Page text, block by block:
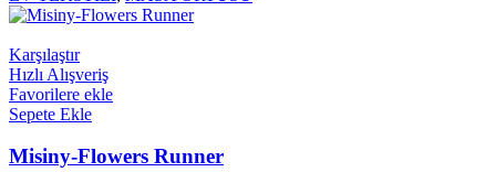
Karşılaştır
Hızlı Alışveriş
Favorilere ekle
Sepete Ekle
Misiny-Flowers Runner